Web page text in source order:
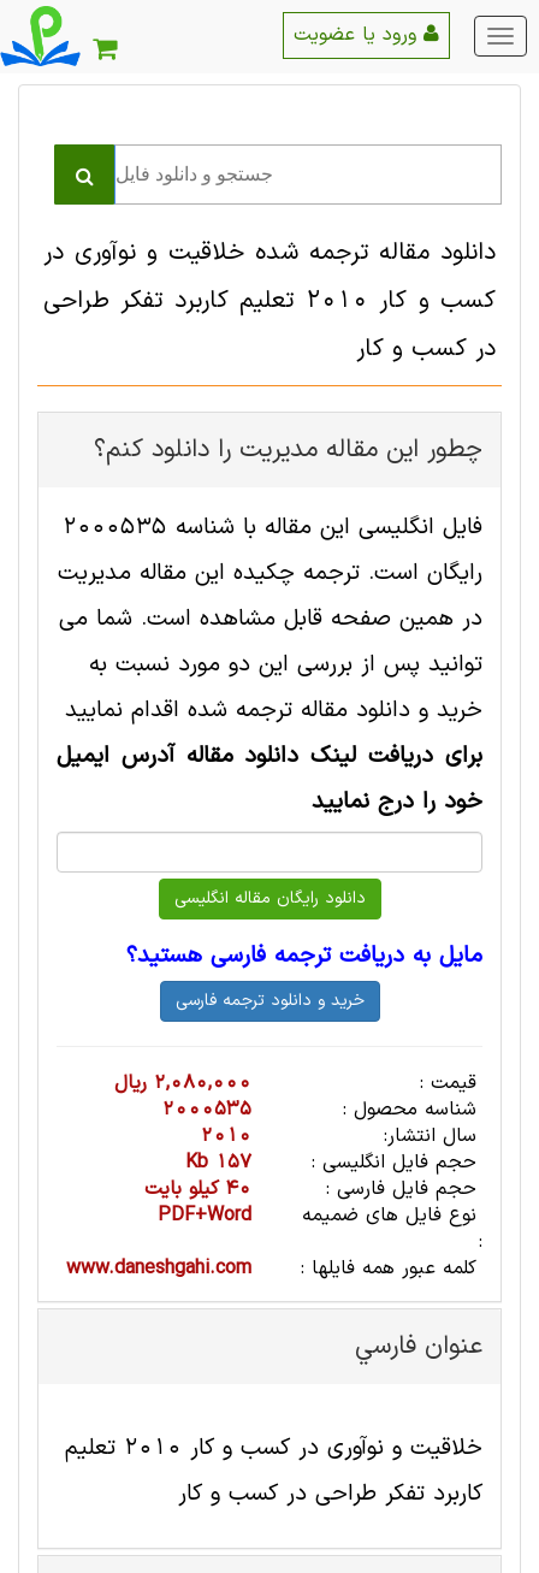
منو
اصلی
دانلود مقاله ترجمه شده خلاقیت و نوآوری در
کسب و کار 2010 تعلیم کاربرد تفکر طراحی
در کسب و کار
چطور این مقاله مديريت را دانلود کنم؟
فایل انگلیسی این مقاله با شناسه 2000535
رایگان است. ترجمه چکیده این مقاله مديريت
در همین صفحه قابل مشاهده است. شما می
توانید پس از بررسی این دو مورد نسبت به
خرید و دانلود مقاله ترجمه شده اقدام نمایید
برای دریافت لینک دانلود مقاله آدرس ایمیل
خود را درج نمایید
مایل به دریافت ترجمه فارسی هستید؟
قیمت :
2,080,000 ریال
شناسه محصول :
2000535
سال انتشار:
2010
حجم فایل انگلیسی :
157 Kb
حجم فایل فارسی :
40 کیلو بایت
نوع فایل های ضمیمه
:
PDF+Word
کلمه عبور همه فایلها :
www.daneshgahi.com
عنوان فارسي
خلاقیت و نوآوری در کسب و کار 2010 تعلیم
کاربرد تفکر طراحی در کسب و کار